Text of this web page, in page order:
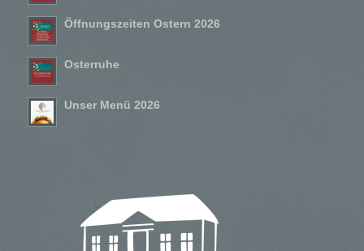
Öffnungszeiten Ostern 2026
Osterruhe
Unser Menü 2026